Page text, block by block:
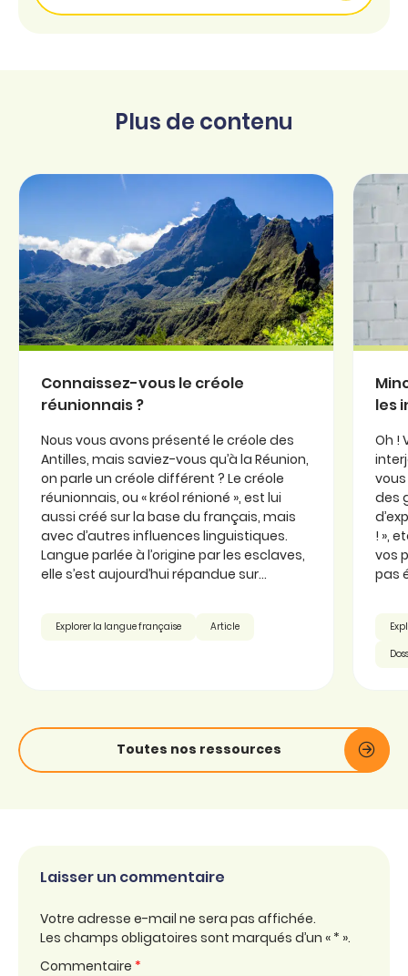
Plus de contenu
Connaissez-vous le créole
réunionnais ?
Nous vous avons présenté le créole des
Antilles, mais saviez-vous qu’à la Réunion,
on parle un créole différent ? Le créole
réunionnais, ou « kréol rénioné », est lui
aussi créé sur la base du français, mais
avec d’autres influences linguistiques.
Langue parlée à l’origine par les esclaves,
elle s’est aujourd’hui répandue sur...
Explorer la langue française Article
les
Oh !
des
! »,
vos
pas
Toutes nos ressources
Laisser un commentaire
Votre adresse e-mail ne sera pas affichée.
Les champs obligatoires sont marqués d’un « * ».
Commentaire *